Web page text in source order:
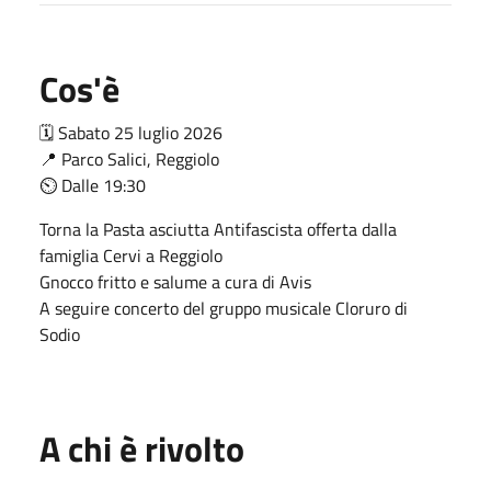
Cos'è
🗓️ Sabato 25 luglio 2026
📍 Parco Salici, Reggiolo
⏲ Dalle 19:30
Torna la Pasta asciutta Antifascista offerta dalla
famiglia Cervi a Reggiolo
Gnocco fritto e salume a cura di Avis
A seguire concerto del gruppo musicale Cloruro di
Sodio
A chi è rivolto